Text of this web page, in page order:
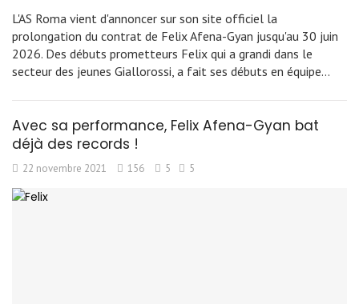
L'AS Roma vient d'annoncer sur son site officiel la
prolongation du contrat de Felix Afena-Gyan jusqu'au 30 juin
2026. Des débuts prometteurs Felix qui a grandi dans le
secteur des jeunes Giallorossi, a fait ses débuts en équipe…
Avec sa performance, Felix Afena-Gyan bat
déjà des records !
22 novembre 2021 156 5 5